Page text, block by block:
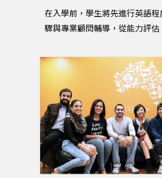
在入學前，學生將先進行英語
驟與專業顧問輔導，從能力評